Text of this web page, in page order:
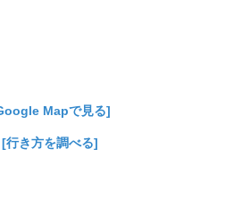
Mapで見る]
[行き方を調べる]